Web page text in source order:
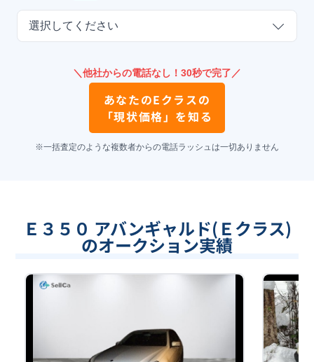
選択してください
＼他社からの電話なし！30秒で完了／
あなたのEクラスの
「現状価格」を知る
※一括査定のような複数者からの電話ラッシュは一切ありません
Ｅ３５０ アバンギャルド(Ｅクラス)
のオークション実績